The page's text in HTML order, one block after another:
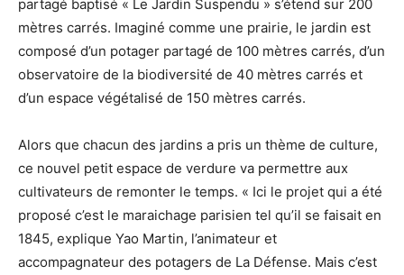
partagé baptisé « Le Jardin Suspendu » s’étend sur 200
mètres carrés. Imaginé comme une prairie, le jardin est
composé d’un potager partagé de 100 mètres carrés, d’un
observatoire de la biodiversité de 40 mètres carrés et
d’un espace végétalisé de 150 mètres carrés.
Alors que chacun des jardins a pris un thème de culture,
ce nouvel petit espace de verdure va permettre aux
cultivateurs de remonter le temps. « Ici le projet qui a été
proposé c’est le maraichage parisien tel qu’il se faisait en
1845, explique Yao Martin, l’animateur et
accompagnateur des potagers de La Défense. Mais c’est